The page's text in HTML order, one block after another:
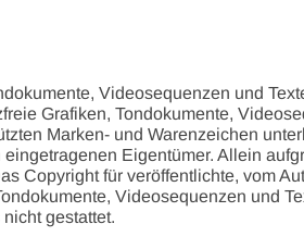
Videosequenzen und
Grafiken, Tondokumente,
Marken- und Warenzeichen
Eigentümer. Allein
Copyright für veröffentlichte, vom
Videosequenzen und
gestattet.